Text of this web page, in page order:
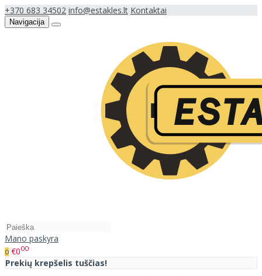
+370 683 34502 info@estakles.lt Kontaktai
Navigacija
Mano paskyra
0 €000
Prekių krepšelis tuščias!